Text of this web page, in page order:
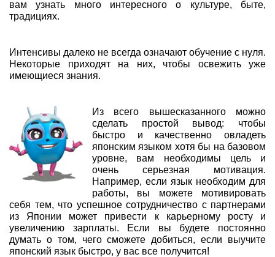
вам узнать много интересного о культуре, быте,
традициях.
Интенсивы далеко не всегда означают обучение с нуля.
Некоторые приходят на них, чтобы освежить уже
имеющиеся знания.
Из всего вышесказанного можно
сделать простой вывод: чтобы
быстро и качественно овладеть
японским языком хотя бы на базовом
уровне, вам необходимы цель и
очень серьезная мотивация.
Например, если язык необходим для
работы, вы можете мотивировать
себя тем, что успешное сотрудничество с партнерами
из Японии может привести к карьерному росту и
увеличению зарплаты. Если вы будете постоянно
думать о том, чего сможете добиться, если выучите
японский язык быстро, у вас все получится!